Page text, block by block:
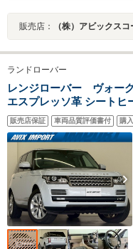
販売店： （株）アビックスコー
ランドローバー
レンジローバー ヴォー
エスプレッソ革 シートヒ
AC 純正ナビ MERIDIAN
キセノンヘッドランプ バ
電動ハンズフリーRゲート
販売店保証 車両品質評価書付 購